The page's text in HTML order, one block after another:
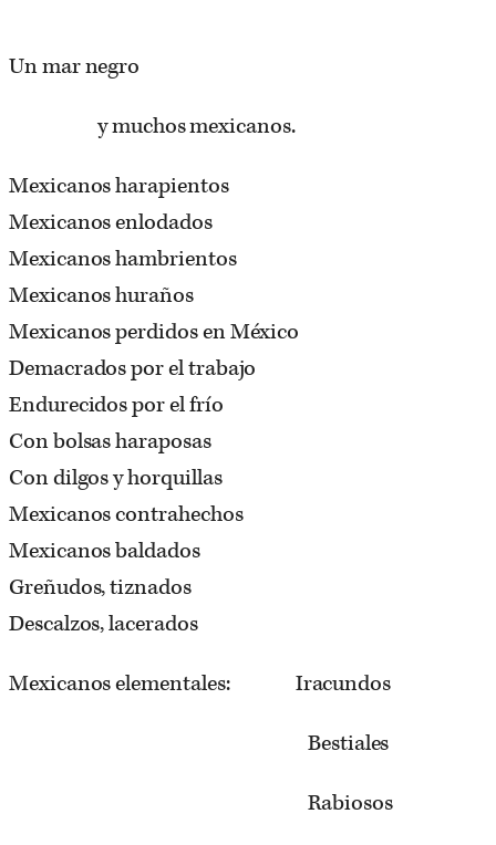
Un mar negro
y muchos mexicanos.
Mexicanos harapientos
Mexicanos enlodados
Mexicanos hambrientos
Mexicanos huraños
Mexicanos perdidos en México
Demacrados por el trabajo
Endurecidos por el frío
Con bolsas haraposas
Con dilgos y horquillas
Mexicanos contrahechos
Mexicanos baldados
Greñudos, tiznados
Descalzos, lacerados
Mexicanos elementales: Iracundos
Bestiales
Rabiosos